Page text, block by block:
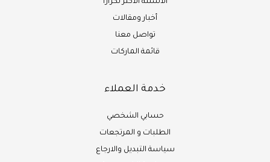
الاسئلة الاكثر تكرارا
أخبار ومقالات
تواصل معنا
قائمة الماركات
خدمة العملاء
حسابي الشخصي
الطلبات و المرتجعات
سياسة التبديل والارجاع